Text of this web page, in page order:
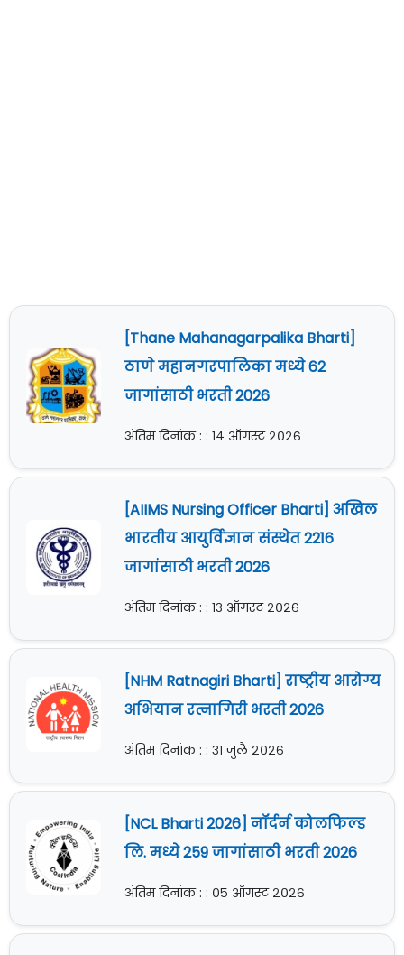
[Thane Mahanagarpalika Bharti]
ठाणे महानगरपालिका मध्ये 62
जागांसाठी भरती 2026
अंतिम दिनांक : : १४ ऑगस्ट २०२६
[AIIMS Nursing Officer Bharti] अखिल
भारतीय आयुर्विज्ञान संस्थेत 2216
जागांसाठी भरती 2026
अंतिम दिनांक : : १३ ऑगस्ट २०२६
[NHM Ratnagiri Bharti] राष्ट्रीय आरोग्य
अभियान रत्नागिरी भरती 2026
अंतिम दिनांक : : ३१ जुलै २०२६
[NCL Bharti 2026] नॉर्दर्न कोलफिल्ड
लि. मध्ये 259 जागांसाठी भरती 2026
अंतिम दिनांक : : ०५ ऑगस्ट २०२६